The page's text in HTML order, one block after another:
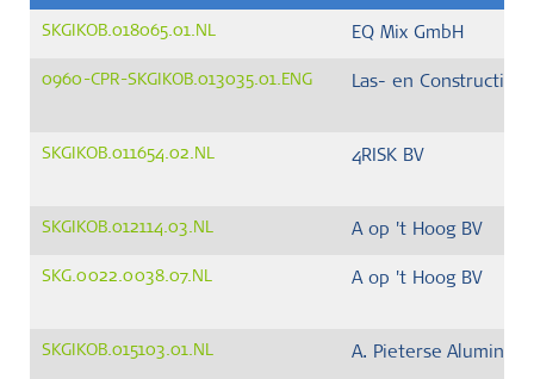
SKGIKOB.018065.01.NL EQ Mix GmbH
0960-CPR-SKGIKOB.013035.01.ENG Las- en
SKGIKOB.011654.02.NL 4RISK BV
SKGIKOB.012114.03.NL A op 't Hoog BV
SKG.0022.0038.07.NL A op 't Hoog BV
SKGIKOB.015103.01.NL A. Pieterse